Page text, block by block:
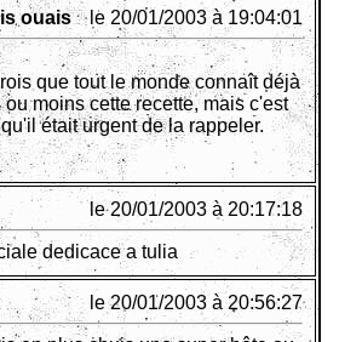
ouais le 20/01/2003 à 19:04:01
que tout le monde connaît déjà
ou moins cette recette, mais c'est
était urgent de la rappeler.
le 20/01/2003 à 20:17:18
dedicace a tulia
le 20/01/2003 à 20:56:27